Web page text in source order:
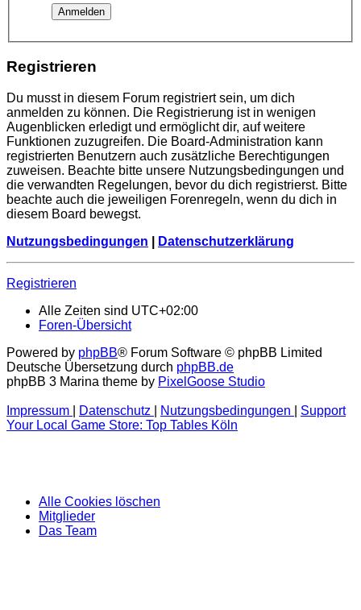
Registrieren
Du musst in diesem Forum registriert sein, um dich
anmelden zu können. Die Registrierung ist in wenigen
Augenblicken erledigt und ermöglicht dir, auf weitere
Funktionen zuzugreifen. Die Board-Administration kann
registrierten Benutzern auch zusätzliche Berechtigungen
zuweisen. Beachte bitte unsere Nutzungsbedingungen und
die verwandten Regelungen, bevor du dich registrierst. Bitte
beachte auch die jeweiligen Forenregeln, wenn du dich in
diesem Board bewegst.
Nutzungsbedingungen
Datenschutzerklärung
Registrieren
Alle Zeiten sind UTC+02:00
Foren-Übersicht
Powered by phpBB® Forum Software © phpBB Limited
Deutsche Übersetzung durch phpBB.de
phpBB 3 Marina theme by PixelGoose Studio
Impressum Datenschutz Nutzungsbedingungen
Support
Your Local Game Store: Top Tables Köln
Alle Cookies löschen
Mitglieder
Das Team